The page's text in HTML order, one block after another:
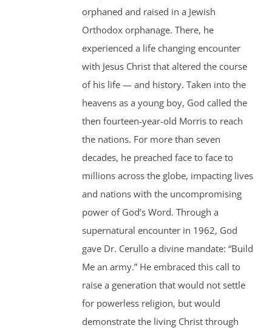
orphaned and raised in a Jewish
Orthodox orphanage. There, he
experienced a life changing encounter
with Jesus Christ that altered the course
of his life — and history. Taken into the
heavens as a young boy, God called the
then fourteen-year-old Morris to reach
the nations. For more than seven
decades, he preached face to face to
millions across the globe, impacting lives
and nations with the uncompromising
power of God’s Word. Through a
supernatural encounter in 1962, God
gave Dr. Cerullo a divine mandate: “Build
Me an army.” He embraced this call to
raise a generation that would not settle
for powerless religion, but would
demonstrate the living Christ through